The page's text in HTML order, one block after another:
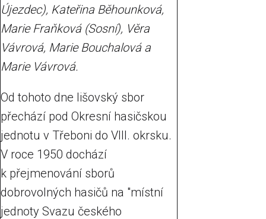
Újezdec), Kateřina Běhounková,
Marie Fraňková (Sosní), Věra
Vávrová, Marie Bouchalová a
Marie Vávrová.
Od tohoto dne lišovský sbor
přechází pod Okresní hasičskou
jednotu v Třeboni do VIII. okrsku.
V roce 1950 dochází
k přejmenování sborů
dobrovolných hasičů na "místní
jednoty Svazu českého